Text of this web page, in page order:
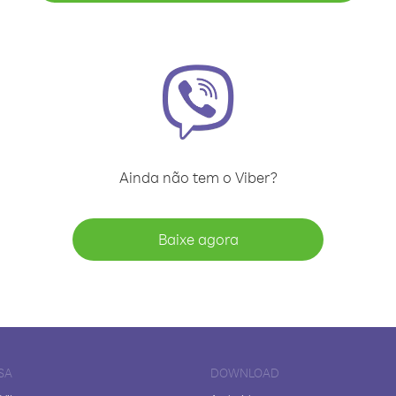
Ainda não tem o Viber?
Baixe agora
DOWNLOAD